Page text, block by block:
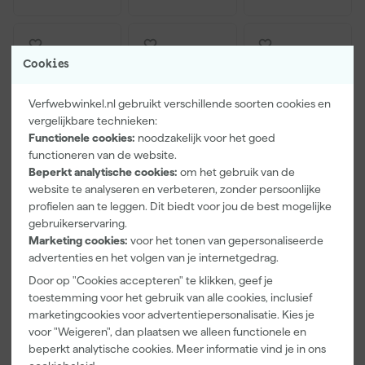
Cookies
Verfwebwinkel.nl gebruikt verschillende soorten cookies en
vergelijkbare technieken:
Functionele cookies: noodzakelijk voor het goed
functioneren van de website.
Beperkt analytische cookies: om het gebruik van de
website te analyseren en verbeteren, zonder persoonlijke
profielen aan te leggen. Dit biedt voor jou de best mogelijke
gebruikerservaring.
Marketing cookies: voor het tonen van gepersonaliseerde
advertenties en het volgen van je internetgedrag.
Door op "Cookies accepteren" te klikken, geef je
toestemming voor het gebruik van alle cookies, inclusief
marketingcookies voor advertentiepersonalisatie. Kies je
voor "Weigeren", dan plaatsen we alleen functionele en
beperkt analytische cookies. Meer informatie vind je in ons
Steamy-E
SECTS100
Single Zone
Elektrische
Compressor
Koelbox 96L
Morgen
459, 95
incl. BTW
Steamy-E
SECTW75
Elektrische
Compressor
Koelbox 72L
Morgen
bezorgd
459,95
incl. BTW
Steamy
SIB200X2
small - 2 stuks
Morgen
bezorgd
3,99
incl. BTW